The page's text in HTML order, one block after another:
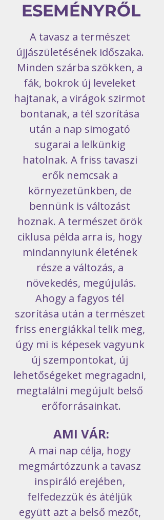
ESEMÉNYRŐL
A tavasz a természet
újjászületésének időszaka.
Minden szárba szökken, a
fák, bokrok új leveleket
hajtanak, a virágok szirmot
bontanak, a tél szorítása
után a nap simogató
sugarai a lelkünkig
hatolnak. A friss tavaszi
erők nemcsak a
környezetünkben, de
bennünk is változást
hoznak. A természet örök
ciklusa példa arra is, hogy
mindannyiunk életének
része a változás, a
növekedés, megújulás.
​Ahogy a fagyos tél
szorítása után a természet
friss energiákkal telik meg,
úgy mi is képesek vagyunk
új szempontokat, új
lehetőségeket megragadni,
megtalálni megújult belső
erőforrásainkat.
AMI VÁR:
A mai nap célja, hogy
megmártózzunk a tavasz
inspiráló erejében,
felfedezzük és átéljük
együtt azt a belső mezőt,